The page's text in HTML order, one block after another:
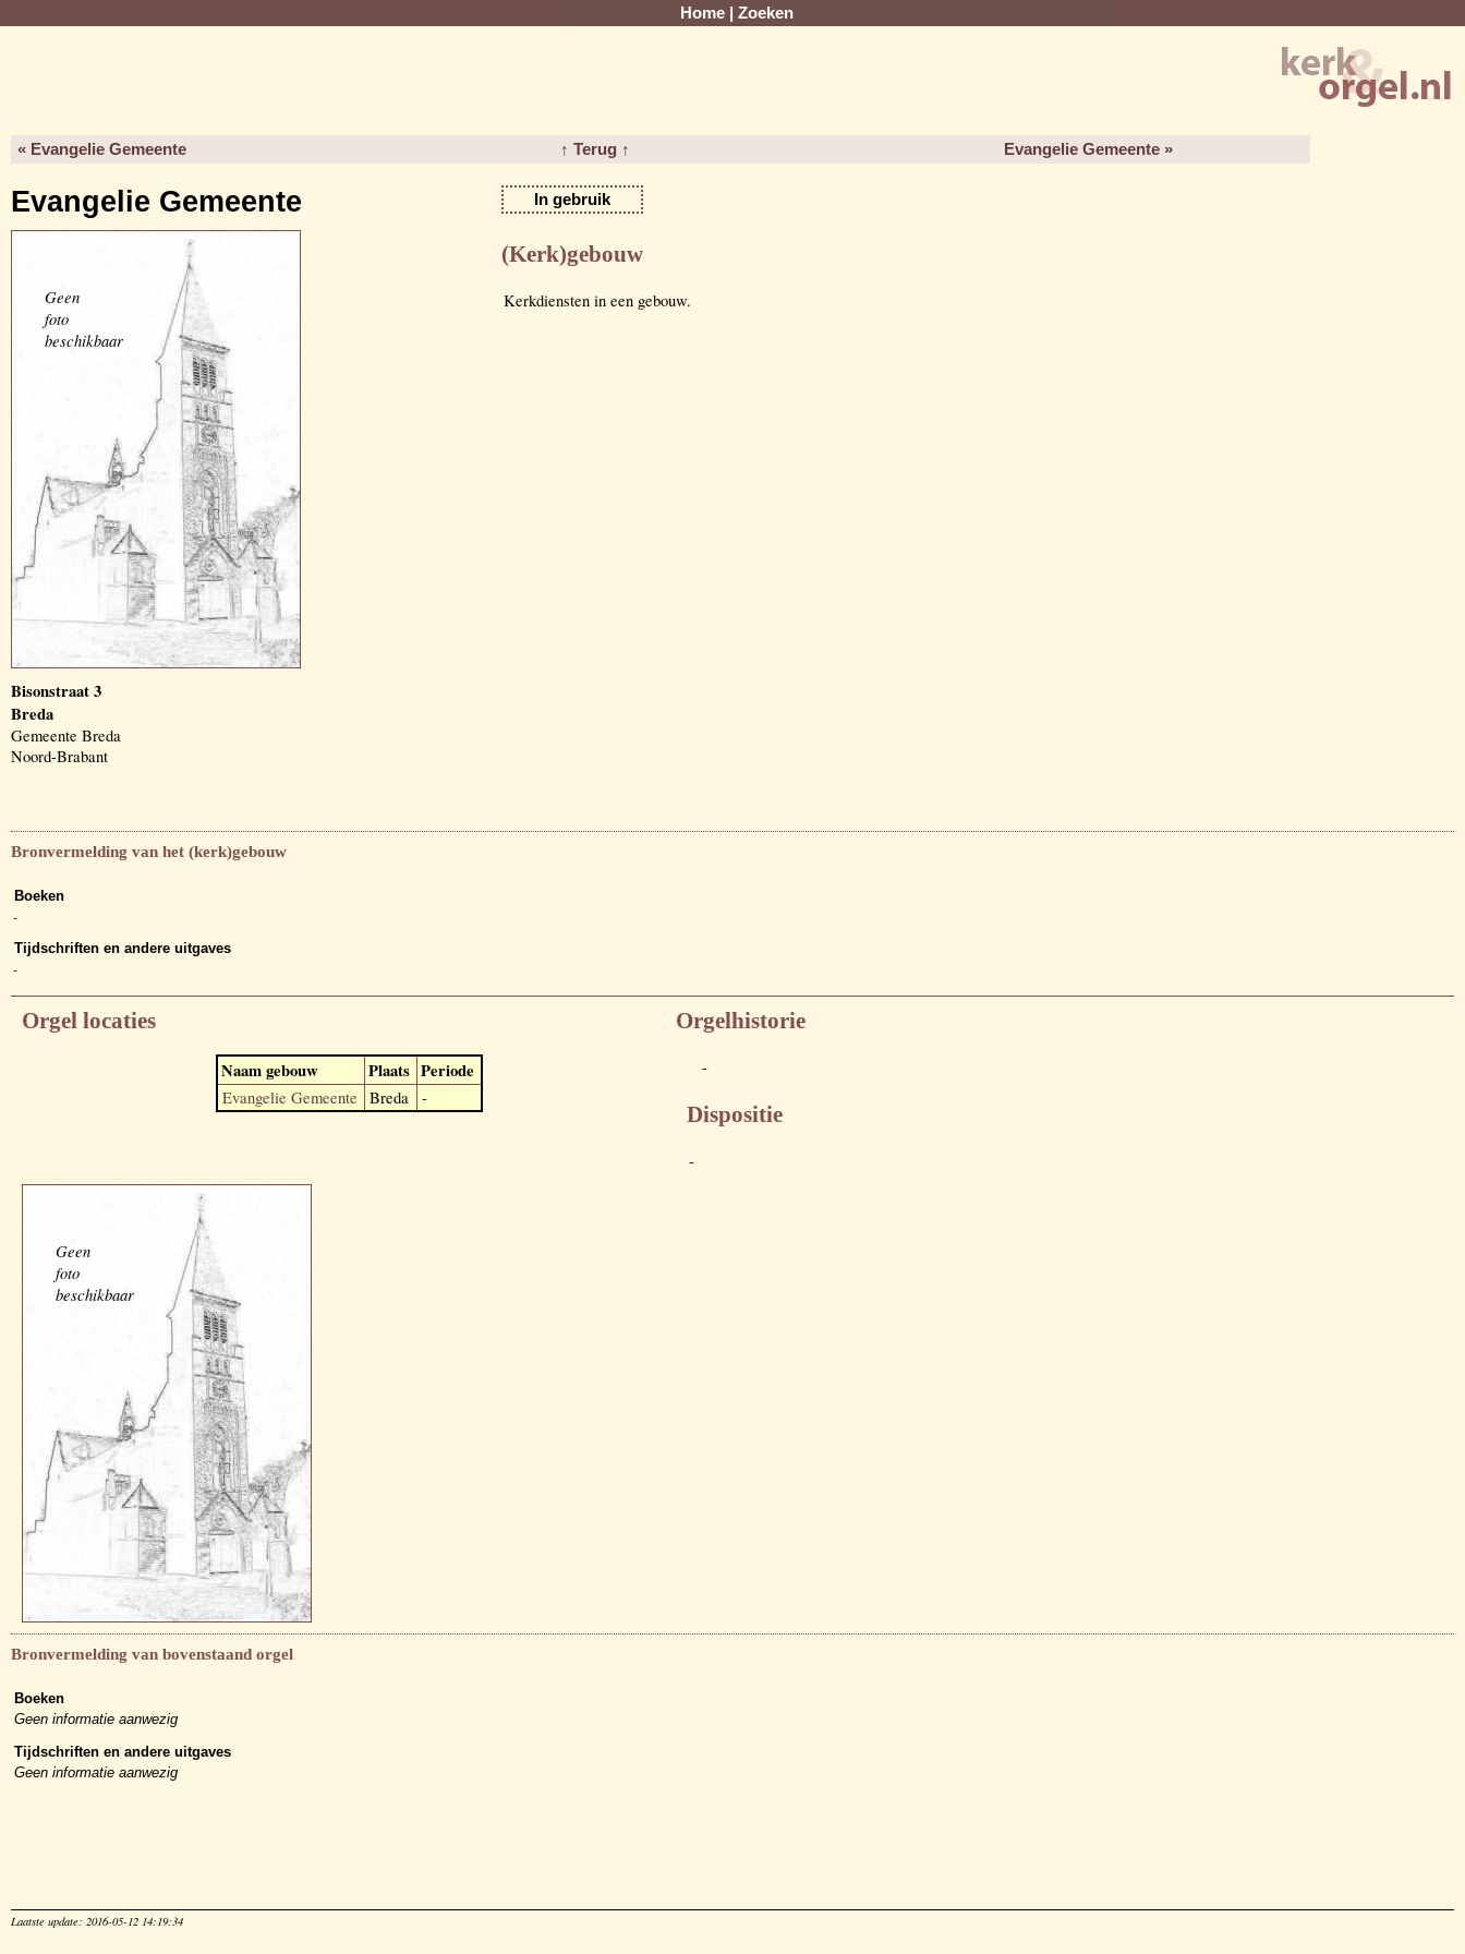
Home Zoeken
« Evangelie Gemeente ↑ Terug ↑ Evangelie Gemeente »
Evangelie Gemeente In gebruik
Geen
foto
beschikbaar
Bisonstraat 3
Breda
Gemeente Breda
Noord-Brabant
(Kerk)gebouw
Kerkdiensten in een gebouw.
Bronvermelding van het (kerk)gebouw
Boeken
-
Tijdschriften en andere uitgaves
-
Orgel locaties
Naam gebouw Plaats Periode
Evangelie Gemeente Breda -
Orgelhistorie
-
Dispositie
-
Geen
foto
beschikbaar
Bronvermelding van bovenstaand orgel
Boeken
Geen informatie aanwezig
Tijdschriften en andere uitgaves
Geen informatie aanwezig
Laatste update: 2016-05-12 14:19:34